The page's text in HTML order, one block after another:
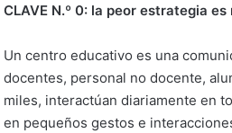
CLAVE N.º 0: la peor estrategia
Un centro educativo es una
docentes, personal no docente,
miles, interactúan diariamente en
en pequeños gestos e